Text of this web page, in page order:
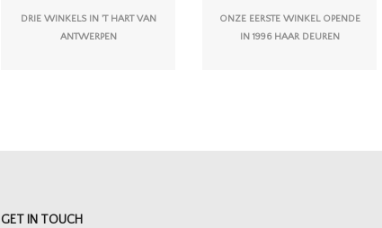
DRIE WINKELS IN 'T HART VAN
ANTWERPEN
ONZE EERSTE WINKEL OPENDE
IN 1996 HAAR DEUREN
GET IN TOUCH